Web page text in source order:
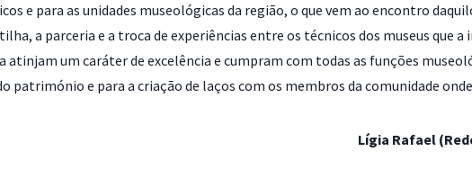
e para as unidades museológicas da região, o que vem ao encontro
a parceria e a troca de experiências entre os técnicos dos museus que a
um caráter de excelência e cumpram com todas as funções
património e para a criação de laços com os membros da comunidade
Lígia Rafael